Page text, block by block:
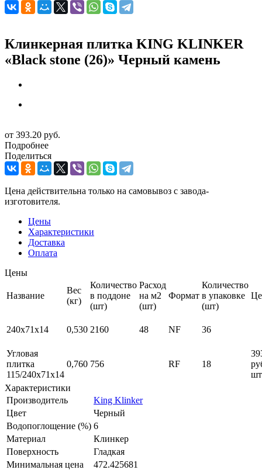
Клинкерная плитка KING KLINKER
«Black stone (26)» Черный камень
от 393.20 руб.
Подробнее
Поделиться
Цена действительна только на самовывоз с завода-
изготовителя.
Цены
Характеристики
Доставка
Оплата
Цены
Название
Вес
(кг)
Количество
в поддоне
(шт)
Расход
на м2
(шт)
Формат
Количество
в упаковке
(шт)
240x71x14 0,530 2160 48 NF 36
Угловая
плитка
115/240x71x14
0,760 756 RF 18
шт
Характеристики
Производитель
King Klinker
Цвет
Черный
Водопоглощение (%) 6
Материал
Клинкер
Поверхность
Гладкая
Минимальная цена
472.425681